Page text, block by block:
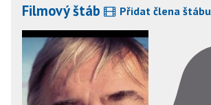
Filmový štáb Přidat člena štábu